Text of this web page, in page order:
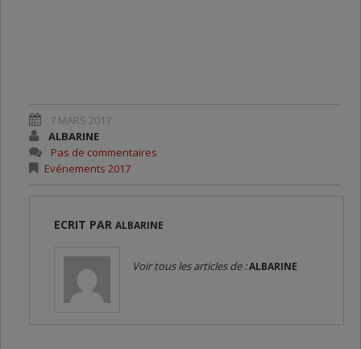
7 MARS 2017
ALBARINE
Pas de commentaires
Evénements 2017
ECRIT PAR ALBARINE
Voir tous les articles de :ALBARINE